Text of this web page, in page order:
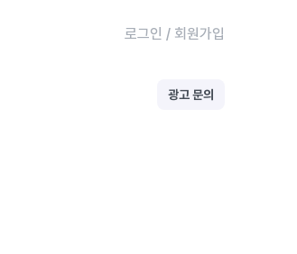
로그인 / 회원가입
광고 문의